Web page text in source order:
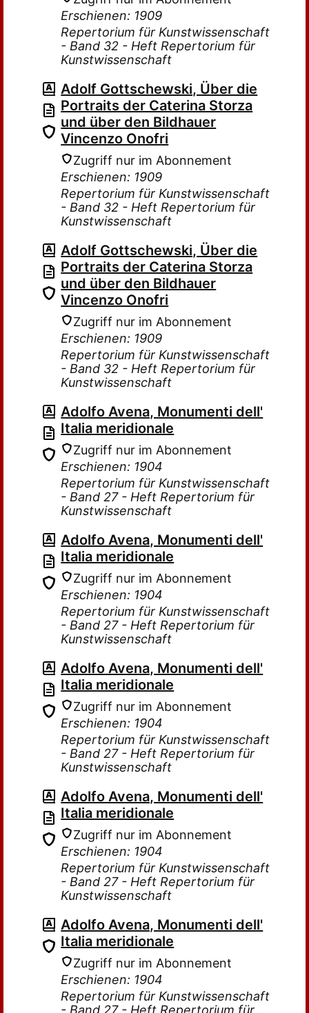
Erschienen: 1909
Repertorium für Kunstwissenschaft
- Band 32 - Heft Repertorium für
Kunstwissenschaft
Adolf Gottschewski, Über die
Portraits der Caterina Storza
und über den Bildhauer
Vincenzo Onofri
Zugriff nur im Abonnement
Erschienen: 1909
Repertorium für Kunstwissenschaft
- Band 32 - Heft Repertorium für
Kunstwissenschaft
Adolf Gottschewski, Über die
Portraits der Caterina Storza
und über den Bildhauer
Vincenzo Onofri
Zugriff nur im Abonnement
Erschienen: 1909
Repertorium für Kunstwissenschaft
- Band 32 - Heft Repertorium für
Kunstwissenschaft
Adolfo Avena, Monumenti dell'
Italia meridionale
Zugriff nur im Abonnement
Erschienen: 1904
Repertorium für Kunstwissenschaft
- Band 27 - Heft Repertorium für
Kunstwissenschaft
Adolfo Avena, Monumenti dell'
Italia meridionale
Zugriff nur im Abonnement
Erschienen: 1904
Repertorium für Kunstwissenschaft
- Band 27 - Heft Repertorium für
Kunstwissenschaft
Adolfo Avena, Monumenti dell'
Italia meridionale
Zugriff nur im Abonnement
Erschienen: 1904
Repertorium für Kunstwissenschaft
- Band 27 - Heft Repertorium für
Kunstwissenschaft
Adolfo Avena, Monumenti dell'
Italia meridionale
Zugriff nur im Abonnement
Erschienen: 1904
Repertorium für Kunstwissenschaft
- Band 27 - Heft Repertorium für
Kunstwissenschaft
Adolfo Avena, Monumenti dell'
Italia meridionale
Zugriff nur im Abonnement
Erschienen: 1904
Repertorium für Kunstwissenschaft
- Band 27 - Heft Repertorium für